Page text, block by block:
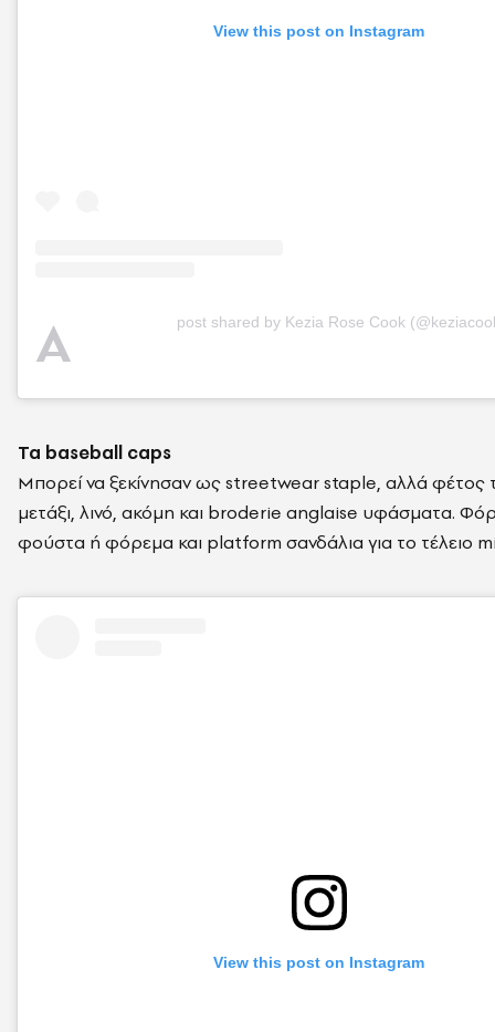
View this post on Instagram
A post shared by Kezia Rose Cook
Τα baseball caps
Μπορεί να ξεκίνησαν ως streetwear staple, αλλά φέτος
μετάξι, λινό, ακόμη και broderie anglaise υφάσματα.
φούστα ή φόρεμα και platform σανδάλια για το τέλειο
View this post on Instagram